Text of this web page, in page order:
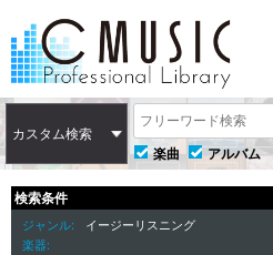
カスタム検索
楽曲
アルバム
検索条件
ジャンル
イージーリスニング
楽器